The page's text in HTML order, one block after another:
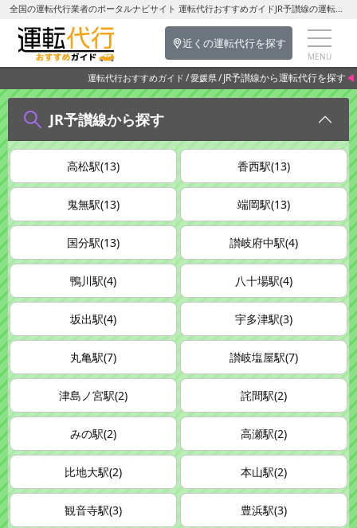
全国の運転代行業者のポータルナビサイト 運転代行おすすめガイドJR予讃線の運転代行を探す-愛媛県の運転代行
近くの運転代行を探す
運転代行おすすめガイド 愛媛県 JR予讃線から運転代行を探す
JR予讃線から探す
高松駅(13) 香西駅(13)
鬼無駅(13) 端岡駅(13)
国分駅(13) 讃岐府中駅(4)
鴨川駅(4) 八十場駅(4)
坂出駅(4) 宇多津駅(3)
丸亀駅(7) 讃岐塩屋駅(7)
津島ノ宮駅(2) 詫間駅(2)
みの駅(2) 高瀬駅(2)
比地大駅(2) 本山駅(2)
観音寺駅(3) 豊浜駅(3)